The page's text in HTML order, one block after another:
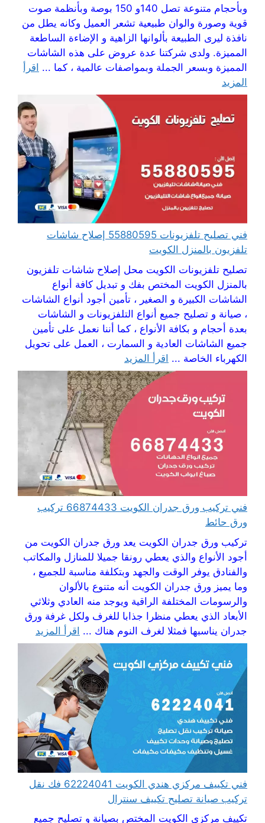
وبأحجام متنوعة تصل 140و 150 بوصة وبأنظمة صوت
قوية وصورة والوان طبيعية تشعر العميل وكانه يطل من
نافذة ليرى الطبيعة بألوانها الزاهية و الإضاءة الساطعة
المميزة. ولدى شركتنا عدة عروض على هذه الشاشات
المميزة وبسعر الجملة وبمواصفات عالمية ، كما ... اقرأ
المزيد
فني تصليح تلفزيونات 55880595 إصلاح شاشات
تلفزيون بالمنزل الكويت
تصليح تلفزيونات الكويت محل إصلاح شاشات تلفزيون
بالمنزل الكويت المختص بفك و تبديل كافة أنواع
الشاشات الكبيرة و الصغير ، تأمين أجود أنواع الشاشات
، صيانة و تصليح جميع أنواع التلفزيونات و الشاشات
بعدة أحجام و بكافة الأنواع ، كما أننا نعمل على تأمين
جميع الشاشات العادية و السمارت ، العمل على تحويل
الكهرباء الخاصة ... اقرأ المزيد
فني تركيب ورق جدران الكويت 66874433 تركيب
ورق حائط
تركيب ورق جدران الكويت يعد ورق جدران الكويت من
أجود الأنواع والذي يعطي رونقا جميلا للمنازل والمكاتب
والفنادق يوفر الوقت والجهد وبتكلفة مناسبة للجميع ،
وما يميز ورق جدران الكويت أنه متنوع بالألوان
والرسومات المختلفة الراقية ويوجد منه العادي وثلاثي
الأبعاد الذي يعطي منظرا جذابا للغرف ولكل غرفة ورق
جدران يناسبها فمثلا لغرف النوم هناك ... اقرأ المزيد
فني تكييف مركزي هندي الكويت 62224041 فك نقل
تركيب صيانة تصليح تكييف سنترال
تكييف مركزي الكويت المختص بصيانة و تصليح جميع